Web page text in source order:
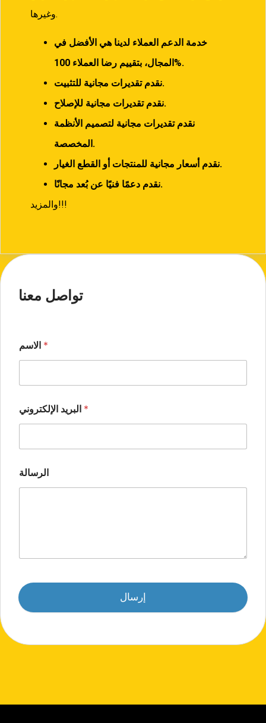
وغيرها.
خدمة الدعم العملاء لدينا هي الأفضل في
المجال، بتقييم رضا العملاء 100%.
نقدم تقديرات مجانية للتثبيت.
نقدم تقديرات مجانية للإصلاح.
نقدم تقديرات مجانية لتصميم الأنظمة
المخصصة.
نقدم أسعار مجانية للمنتجات أو القطع الغيار.
نقدم دعمًا فنيًا عن بُعد مجانًا.
والمزيد!!!
تواصل معنا
*
*
الرسالة
إرسال